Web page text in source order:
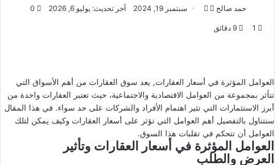
حمد صالح
ت
ى
X
ر
ي
د
ا
ل
سبتمبر 19, 2024 آخر تحديث: يوليو 6, 2026 0
1
العوامل المؤثرة في أسعار العقارات, يعد سوق العقارات من أهم الأسواق التي
تتأثر بمجموعة من العوامل الاقتصادية والاجتماعية، حيث تعتبر العقارات واحدة من
أبرز الاستثمارات التي تثير اهتمام الأفراد والشركات على حد سواء. في هذا المقال
سنتناول بالتفصيل أهم العوامل التي تؤثر على أسعار العقارات وكيف يمكن لتلك
العوامل أن تتحكم في تقلبات هذا السوق.
العوامل المؤثرة في أسعار العقارات وتأثير
العرض والطلب